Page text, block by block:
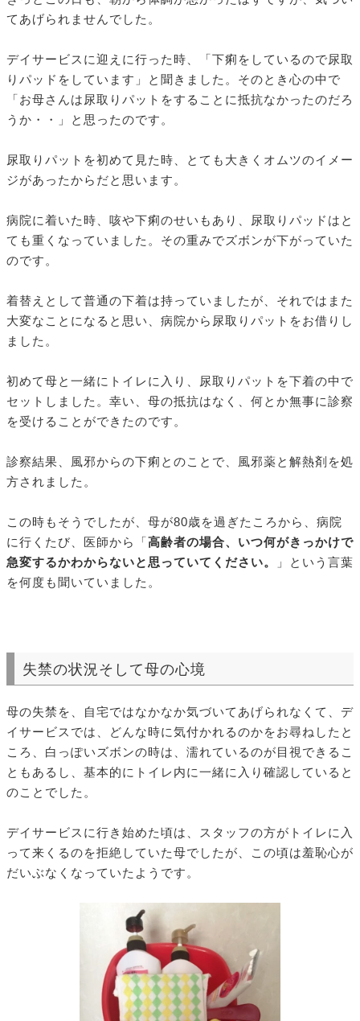
てあげられませんでした。
デイサービスに迎えに行った時、「下痢をしているので尿取
りパッドをしています」と聞きました。そのとき心の中で
「お母さんは尿取りパットをすることに抵抗なかったのだろ
うか・・」と思ったのです。
尿取りパットを初めて見た時、とても大きくオムツのイメー
ジがあったからだと思います。
病院に着いた時、咳や下痢のせいもあり、尿取りパッドはと
ても重くなっていました。その重みでズボンが下がっていた
のです。
着替えとして普通の下着は持っていましたが、それではまた
大変なことになると思い、病院から尿取りパットをお借りし
ました。
初めて母と一緒にトイレに入り、尿取りパットを下着の中で
セットしました。幸い、母の抵抗はなく、何とか無事に診察
を受けることができたのです。
診察結果、風邪からの下痢とのことで、風邪薬と解熱剤を処
方されました。
この時もそうでしたが、母が80歳を過ぎたころから、病院
に行くたび、医師から「高齢者の場合、いつ何がきっかけで
急変するかわからないと思っていてください。
」という言葉
を何度も聞いていました。
失禁の状況そして母の心境
母の失禁を、自宅ではなかなか気づいてあげられなくて、デ
イサービスでは、どんな時に気付かれるのかをお尋ねしたと
ころ、白っぽいズボンの時は、濡れているのが目視できるこ
ともあるし、基本的にトイレ内に一緒に入り確認していると
のことでした。
デイサービスに行き始めた頃は、スタッフの方がトイレに入
って来くるのを拒絶していた母でしたが、この頃は羞恥心が
だいぶなくなっていたようです。